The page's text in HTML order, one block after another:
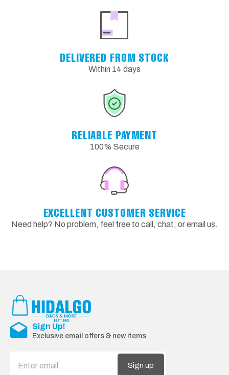
DELIVERED FROM STOCK
Within 14 days
RELIABLE PAYMENT
100% Secure
EXCELLENT CUSTOMER SERVICE
Need help? No problem, feel free to call, chat, or email us.
Sign Up!
Exclusive email offers & new items
Sign up